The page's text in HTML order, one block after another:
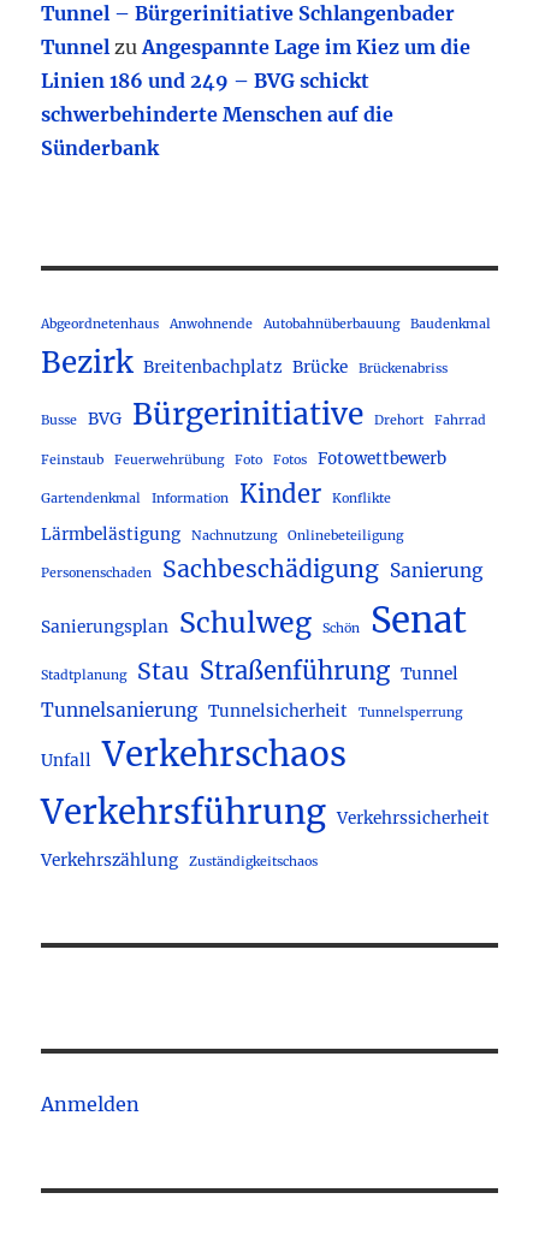
Tunnel – Bürgerinitiative Schlangenbader
Tunnel zuAngespannte Lage im Kiez um die
Linien 186 und 249 – BVG schickt
schwerbehinderte Menschen auf die
Sünderbank
Abgeordnetenhaus Anwohnende Autobahnüberbauung Baudenkmal
Bezirk Breitenbachplatz Brücke Brückenabriss
Busse BVG Bürgerinitiative Drehort Fahrrad
Feinstaub Feuerwehrübung Foto Fotos Fotowettbewerb
Gartendenkmal Information Kinder Konflikte
Lärmbelästigung Nachnutzung Onlinebeteiligung
Personenschaden Sachbeschädigung Sanierung
Sanierungsplan Schulweg Schön Senat
Stadtplanung Stau Straßenführung Tunnel
Tunnelsanierung Tunnelsicherheit Tunnelsperrung
Unfall Verkehrschaos
Verkehrsführung Verkehrssicherheit
Verkehrszählung Zuständigkeitschaos
Anmelden